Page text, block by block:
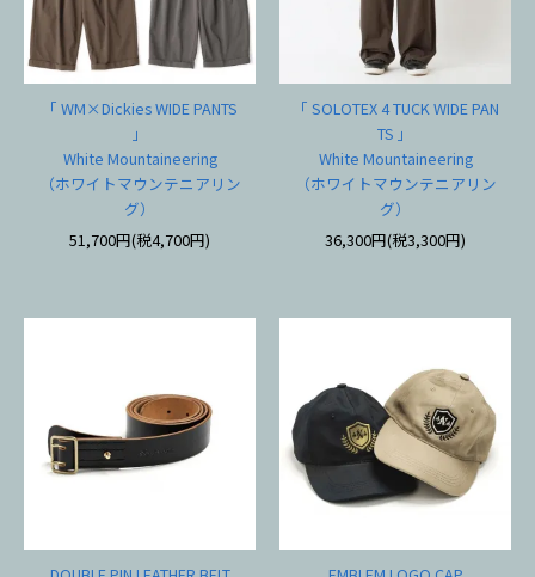
「 WM×Dickies WIDE PANTS
」
White Mountaineering
（ホワイトマウンテニアリン
グ）
51,700円(税4,700円)
「 SOLOTEX 4 TUCK WIDE PAN
TS 」
White Mountaineering
（ホワイトマウンテニアリン
グ）
36,300円(税3,300円)